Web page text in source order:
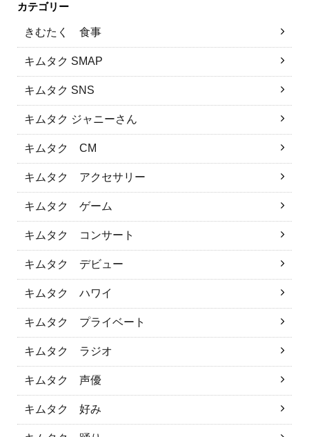
カテゴリー
きむたく 食事
キムタク SMAP
キムタク SNS
キムタク ジャニーさん
キムタク CM
キムタク アクセサリー
キムタク ゲーム
キムタク コンサート
キムタク デビュー
キムタク ハワイ
キムタク プライベート
キムタク ラジオ
キムタク 声優
キムタク 好み